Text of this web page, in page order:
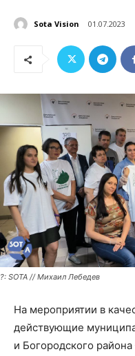
Sota Vision 01.07.2023
?: SOTA // Михаил Лебедев
На мероприятии в
действующие
и Богородского